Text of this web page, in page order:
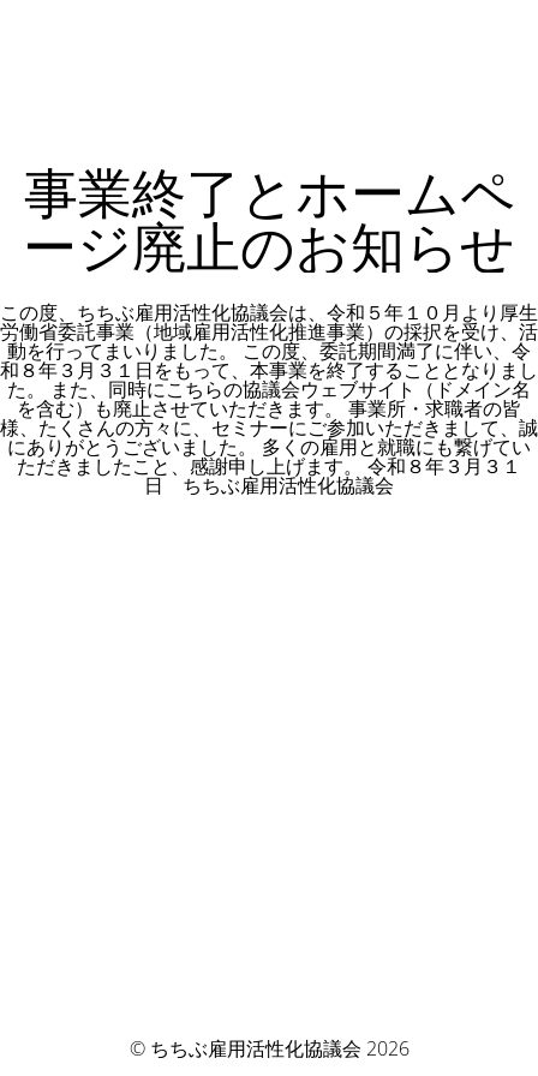
事業終了とホームペ
ージ廃止のお知らせ
この度、ちちぶ雇用活性化協議会は、令和５年１０月より厚生
労働省委託事業（地域雇用活性化推進事業）の採択を受け、活
動を行ってまいりました。 この度、委託期間満了に伴い、令
和８年３月３１日をもって、本事業を終了することとなりまし
た。 また、同時にこちらの協議会ウェブサイト（ドメイン名
を含む）も廃止させていただきます。 事業所・求職者の皆
様、たくさんの方々に、セミナーにご参加いただきまして、誠
にありがとうございました。 多くの雇用と就職にも繋げてい
ただきましたこと、感謝申し上げます。 令和８年３月３１
日 ちちぶ雇用活性化協議会
© ちちぶ雇用活性化協議会 2026